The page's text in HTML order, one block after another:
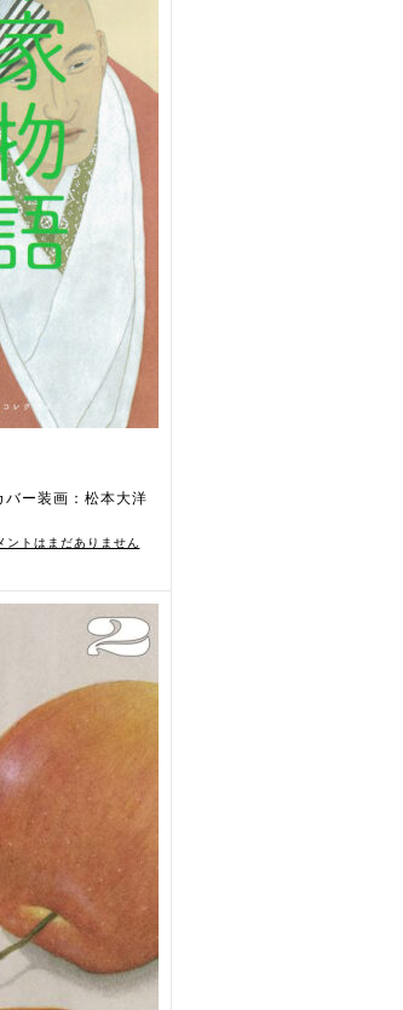
ー装画：松本大洋
ントはまだありません